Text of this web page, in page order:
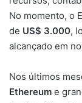
No momento, o
de US$ 3.000,
alcançado em
Nos últimos
Ethereum e